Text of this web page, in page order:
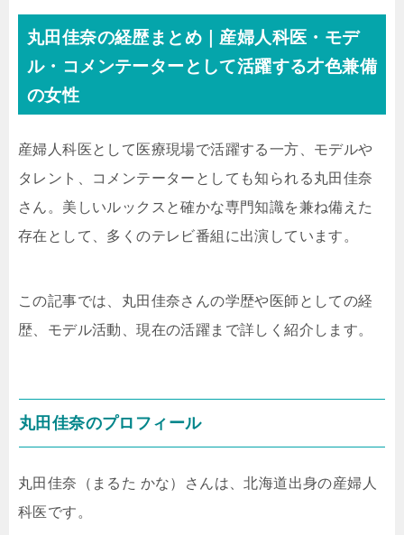
丸田佳奈の経歴まとめ｜産婦人科医・モデ
ル・コメンテーターとして活躍する才色兼備
の女性
産婦人科医として医療現場で活躍する一方、モデルや
タレント、コメンテーターとしても知られる丸田佳奈
さん。美しいルックスと確かな専門知識を兼ね備えた
存在として、多くのテレビ番組に出演しています。
この記事では、丸田佳奈さんの学歴や医師としての経
歴、モデル活動、現在の活躍まで詳しく紹介します。
丸田佳奈のプロフィール
丸田佳奈（まるた かな）さんは、北海道出身の産婦人
科医です。